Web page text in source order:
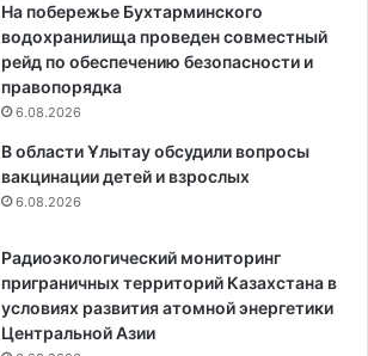
На побережье Бухтарминского
водохранилища проведен совместный
рейд по обеспечению безопасности и
правопорядка
6.08.2026
В области Ұлытау обсудили вопросы
вакцинации детей и взрослых
6.08.2026
Радиоэкологический мониторинг
приграничных территорий Казахстана в
условиях развития атомной энергетики
Центральной Азии